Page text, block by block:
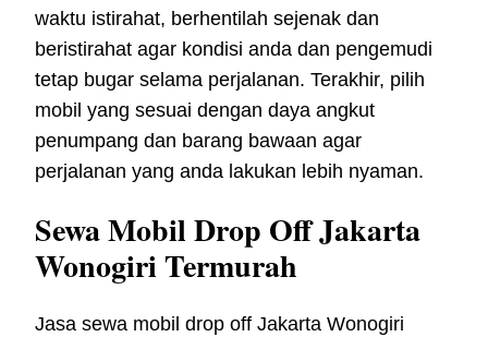
waktu istirahat, berhentilah sejenak dan
beristirahat agar kondisi anda dan pengemudi
tetap bugar selama perjalanan. Terakhir, pilih
mobil yang sesuai dengan daya angkut
penumpang dan barang bawaan agar
perjalanan yang anda lakukan lebih nyaman.
Sewa Mobil Drop Off Jakarta
Wonogiri Termurah
Jasa sewa mobil drop off Jakarta Wonogiri